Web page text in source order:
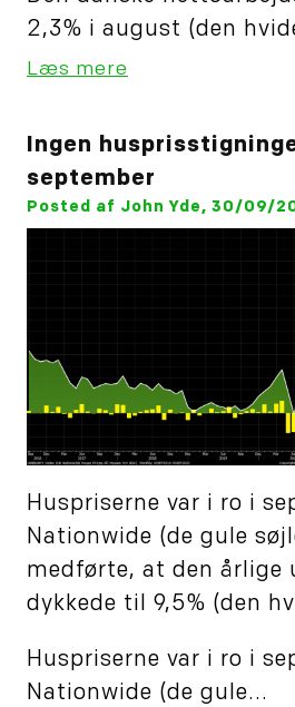
2,3% i august (den
Læs mere
Ingen
september
Posted af John Yde, 30/09/
Huspriserne var i ro i
Nationwide (de gule
medførte, at den årlige
dykkede til 9,5% (den
Huspriserne var i ro i
Nationwide (de gule...